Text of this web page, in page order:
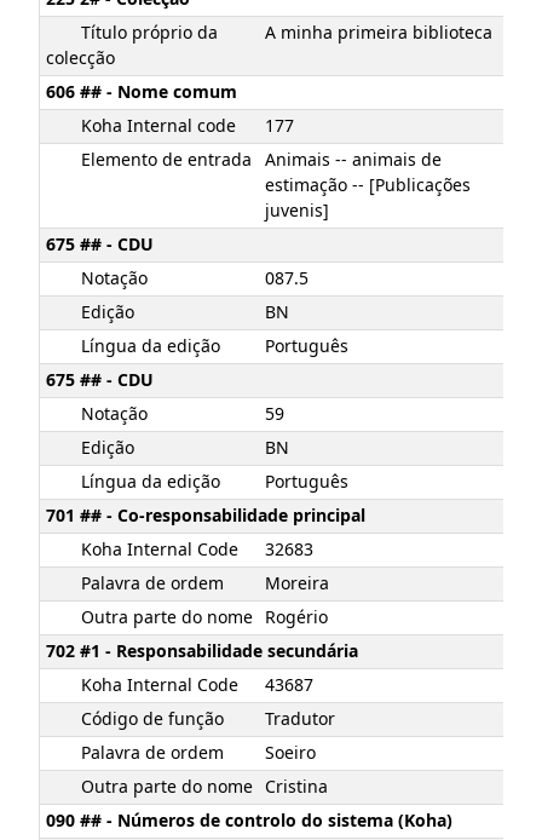
Título próprio da
colecção
A minha primeira biblioteca
606 ## - Nome comum
Koha Internal code
177
Elemento de entrada Animais -- animais de
estimação -- [Publicações
juvenis]
675 ## - CDU
Notação
087.5
Edição
BN
Língua da edição
Português
675 ## - CDU
Notação
59
Edição
BN
Língua da edição
Português
701 ## - Co-responsabilidade principal
Koha Internal Code
32683
Palavra de ordem
Moreira
Outra parte do nome Rogério
702 #1 - Responsabilidade secundária
Koha Internal Code
43687
Código de função
Tradutor
Palavra de ordem
Soeiro
Outra parte do nome Cristina
090 ## - Números de controlo do sistema (Koha)